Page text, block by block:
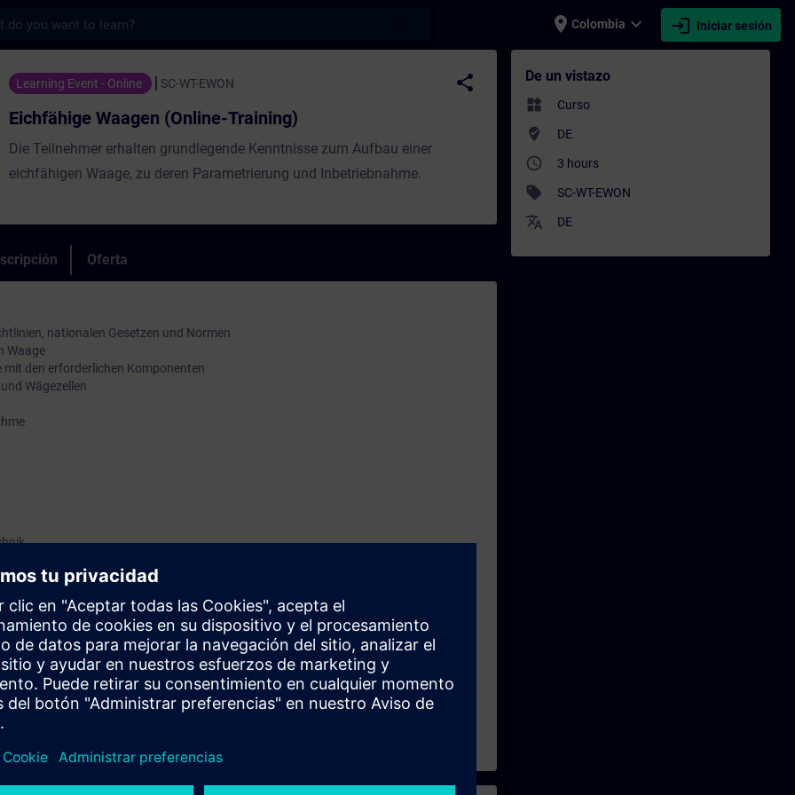
place Colombia expand_more login Iniciar sesión
(Online-Training) - Entrenamiento - Capacitación - Capacitación profesional |
Learning Event - Online SC-WT-EWON
share
Eichfähige Waagen (Online-Training)
Die Teilnehmer erhalten grundlegende Kenntnisse zum Aufbau einer
eichfähigen Waage, zu deren Parametrierung und Inbetriebnahme.
Oferta
nationalen Gesetzen und Normen
Waage
den erforderlichen Komponenten
Wägezellen
Waagen ist von Vorteil
von eichfähigen Waagen
Planung
De un vistazo
widgets Curso
where_to_vote DE
access_time 3 hours
sell SC-WT-EWON
translate DE